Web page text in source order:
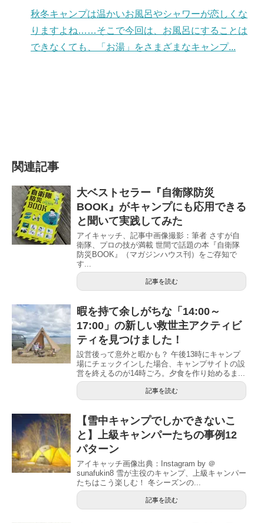
秋冬キャンプは温かいお風呂やシャワーが恋しくな
りますよね……そこで今回は、お風呂にすることは
できなくても、「お湯」をさまざまなキャンプ...
関連記事
大ベストセラー『自衛隊防災
BOOK』がキャンプにも応用できる
と聞いて実践してみた
アイキャッチ、記事中画像撮影：筆者 さすが自
衛隊、プロの技が満載 世間で話題の本『自衛隊
防災BOOK』（マガジンハウス刊）をご存知で
す...
記事を読む
暇を持て余しがちな「14:00～
17:00」の新しい救世主アクティビ
ティを見つけました！
設営後って意外と暇かも？ 午後13時にキャンプ
場にチェックインした場合、キャンプサイトの設
営を終えるのが14時ごろ。夕食を作り始めるま...
記事を読む
【雪中キャンプでしかできないこ
と】上級キャンパーたちの事例12
パターン
アイキャッチ画像出典：Instagram by ＠
sunafukin8 雪が主役のキャンプ、上級キャンパー
たちはこう楽しむ！ 冬シーズンの...
記事を読む